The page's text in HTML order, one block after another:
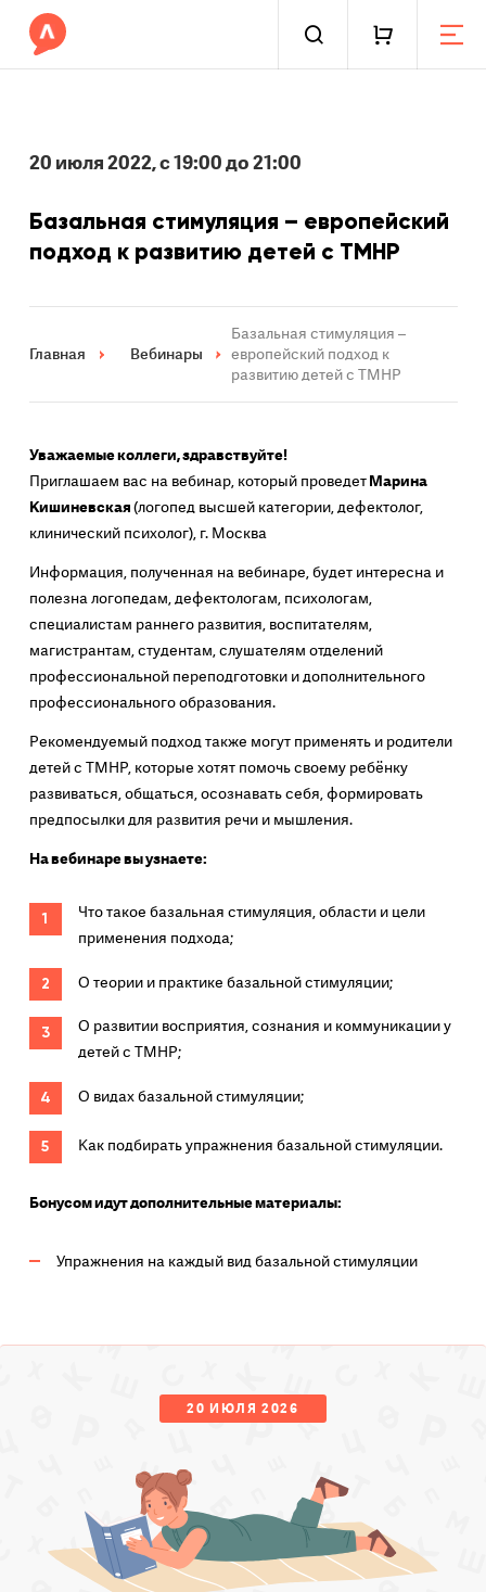
20 июля 2022, с 19:00 до 21:00
Базальная стимуляция – европейский
подход к развитию детей с ТМНР
Главная Вебинары
Базальная стимуляция –
европейский подход к
развитию детей с ТМНР
Уважаемые коллеги, здравствуйте!
Приглашаем вас на вебинар, который проведетМарина
Кишиневская(логопед высшей категории, дефектолог,
клинический психолог), г. Москва
Информация, полученная на вебинаре, будет интересна и
полезна логопедам, дефектологам, психологам,
специалистам раннего развития, воспитателям,
магистрантам, студентам, слушателям отделений
профессиональной переподготовки и дополнительного
профессионального образования.
Рекомендуемый подход также могут применять и родители
детей с ТМНР, которые хотят помочь своему ребёнку
развиваться, общаться, осознавать себя, формировать
предпосылки для развития речи и мышления.
На вебинаре вы узнаете:
Что такое базальная стимуляция, области и цели
применения подхода;
О теории и практике базальной стимуляции;
О развитии восприятия, сознания и коммуникации у
детей с ТМНР;
О видах базальной стимуляции;
Как подбирать упражнения базальной стимуляции.
Бонусом идут дополнительные материалы:
Упражнения на каждый вид базальной стимуляции
20 ИЮЛЯ 2026